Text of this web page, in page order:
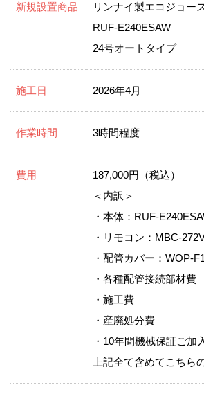
新規設置商品
リンナイ製エコジョー
RUF-E240ESAW
24号オートタイプ
施工日 2026年4月
作業時間 3時間程度
費用
187,000円（税込）
＜内訳＞
・本体：RUF-
・リモコン：MBC-
・配管カバー：WOP-
・各種配管接続部材費
・施工費
・産廃処分費
・10年間機械保証ご加
上記全て含めてこちら